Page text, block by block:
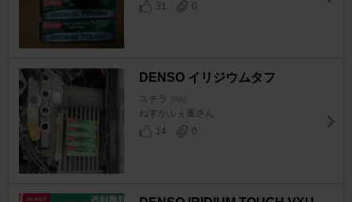
31
0
DENSO イリジウムタフ
ステラ [RN]
ねすかふぇ薫さん
14
0